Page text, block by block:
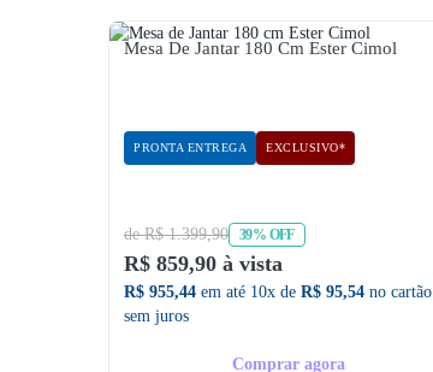
Mesa De Jantar 180 Cm Ester Cimol
PRONTA ENTREGA EXCLUSIVO*
de R$ 1.399,90 39% OFF
R$ 859,90 à vista
R$ 955,44 em até 10x de R$ 95,54 no cartão
sem juros
Comprar agora